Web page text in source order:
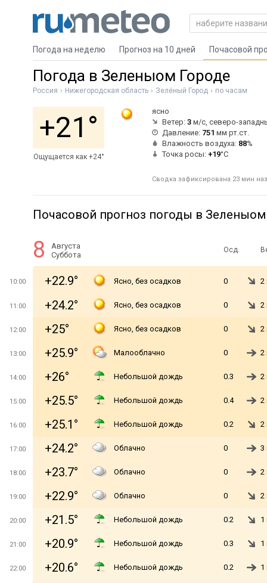
Погода на неделю Прогноз на 10 дней Почасовой
Погода в Зеленыом Городе
Россия Нижегородская область Зелёный Город по часам
+21°
Ощущается как +24°
ясно
Ветер: 3 м/с, северо-
Давление: 751 мм рт.ст.
Влажность воздуха: 88%
Точка росы: +19°C
Сводка зафиксирована 23 мин
Почасовой прогноз погоды в Зеленыом
8
Августа
Суббота
Осд.
10:00 +22.9° Ясно, без осадков 0 2
11:00 +24.2° Ясно, без осадков 0 2
12:00 +25° Ясно, без осадков 0 2
13:00 +25.9° Малооблачно 0 2
14:00 +26° Небольшой дождь 0.3 2
15:00 +25.5° Небольшой дождь 0.4 2
16:00 +25.1° Небольшой дождь 0.2 2
17:00 +24.2° Облачно 0 3
18:00 +23.7° Облачно 0 2
19:00 +22.9° Облачно 0 2
20:00 +21.5° Небольшой дождь 0.2 1
21:00 +20.9° Небольшой дождь 0.3 1
22:00 +20.6° Небольшой дождь 0.2 1